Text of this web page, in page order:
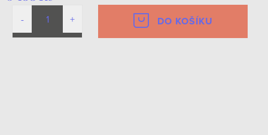
DO KOŠÍKU